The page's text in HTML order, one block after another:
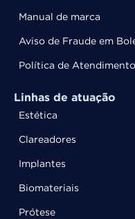
Manual de marca
Aviso de Fraude em
Política de
Linhas de atuação
Estética
Clareadores
Implantes
Biomateriais
Prótese